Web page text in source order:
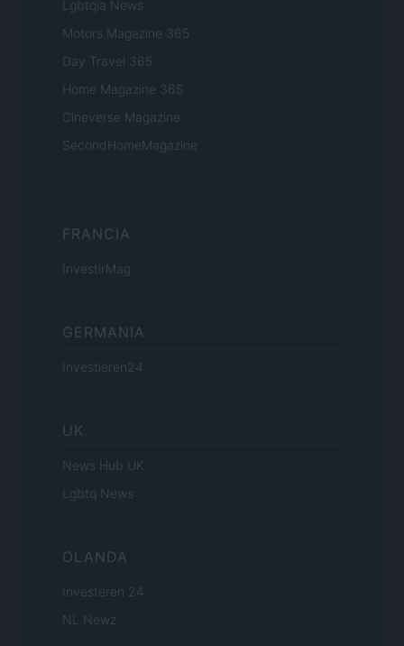
Lgbtqia News
Motors Magazine 365
Day Travel 365
Home Magazine 365
Cineverse Magazine
SecondHomeMagazine
FRANCIA
InvestirMag
GERMANIA
Investieren24
UK
News Hub UK
Lgbtq News
OLANDA
Investeren 24
NL Newz